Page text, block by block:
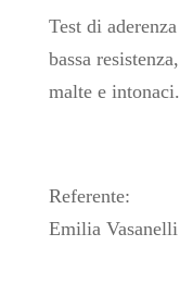
Test di
bassa
malte e intonaci.
Referente:
Emilia Vasanelli